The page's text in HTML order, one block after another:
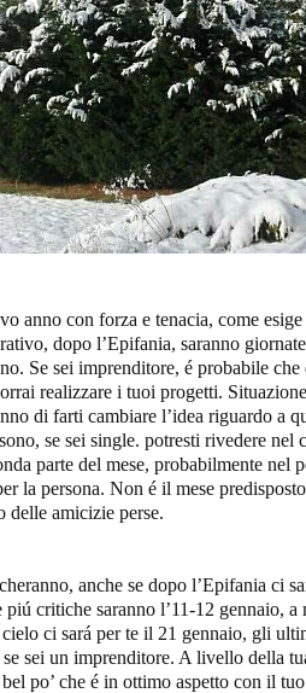
anno con forza e tenacia, come
dopo l’Epifania, saranno
Se sei imprenditore, é probabile che
realizzare i tuoi progetti.
di farti cambiare l’idea riguardo a
se sei single. potresti rivedere nel
parte del mese, probabilmente nel
la persona. Non é il mese
delle amicizie perse.
anche se dopo l’Epifania ci
critiche saranno l’11-12 gennaio, a
ci sará per te il 21 gennaio, gli
sei un imprenditore. A livello della
po’ che é in ottimo aspetto con il